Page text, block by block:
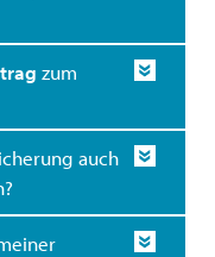
zum
auch